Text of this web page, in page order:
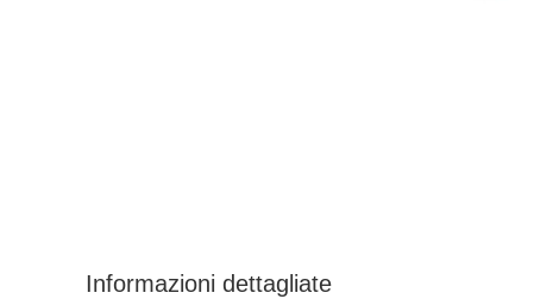
Informazioni dettagliate